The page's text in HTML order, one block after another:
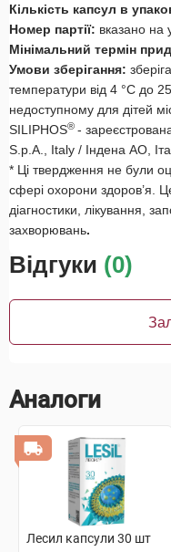
Кількість капсул в
Номер партії: вказано на
Мінімальний термін
Умови зберігання:
температури від 4 °С до
недоступному для дітей
SILIPHOS® -
S.p.A., Italy / Індена АО,
* Ці твердження не були
сфері охорони здоров’я.
діагностики, лікування,
захворювань.
Відгуки (0)
Аналоги
Лесил капсули 30 шт